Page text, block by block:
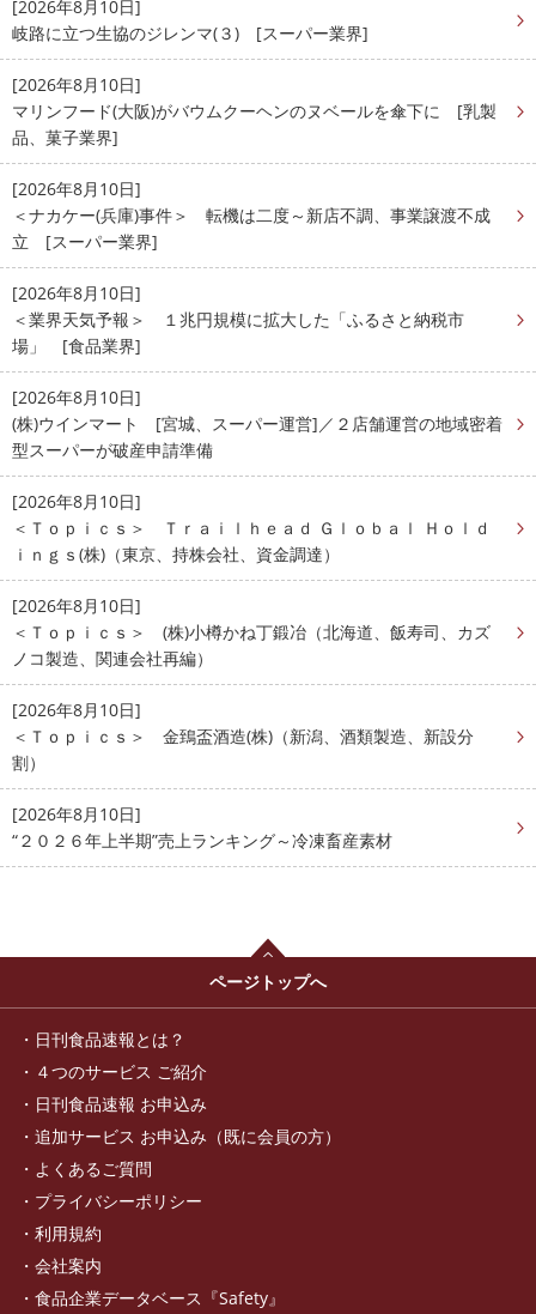
[2026年8月10日]
岐路に立つ生協のジレンマ(３) [スーパー業界]
[2026年8月10日]
マリンフード(大阪)がバウムクーヘンのヌベールを傘下に [乳製
品、菓子業界]
[2026年8月10日]
＜ナカケー(兵庫)事件＞ 転機は二度～新店不調、事業譲渡不成
立 [スーパー業界]
[2026年8月10日]
＜業界天気予報＞ １兆円規模に拡大した「ふるさと納税市
場」 [食品業界]
[2026年8月10日]
(株)ウインマート [宮城、スーパー運営]／２店舗運営の地域密着
型スーパーが破産申請準備
[2026年8月10日]
＜Ｔｏｐｉｃｓ＞ Ｔｒａｉｌｈｅａｄ Ｇｌｏｂａｌ Ｈｏｌｄ
ｉｎｇｓ(株)（東京、持株会社、資金調達）
[2026年8月10日]
＜Ｔｏｐｉｃｓ＞ (株)小樽かね丁鍛冶（北海道、飯寿司、カズ
ノコ製造、関連会社再編）
[2026年8月10日]
＜Ｔｏｐｉｃｓ＞ 金鵄盃酒造(株)（新潟、酒類製造、新設分
割）
[2026年8月10日]
“２０２６年上半期”売上ランキング～冷凍畜産素材
ページトップへ
日刊食品速報とは？
４つのサービス ご紹介
日刊食品速報 お申込み
追加サービス お申込み（既に会員の方）
よくあるご質問
プライバシーポリシー
利用規約
会社案内
食品企業データベース『Safety』